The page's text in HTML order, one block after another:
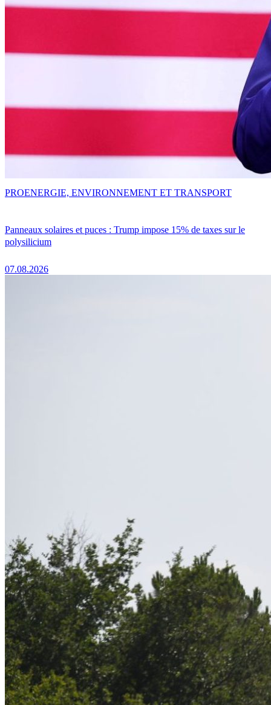
Panneaux solaires et puces : Trump impose 15% de taxes sur le
polysilicium
07.08.2026
PROENERGIE, ENVIRONNEMENT ET TRANSPORT